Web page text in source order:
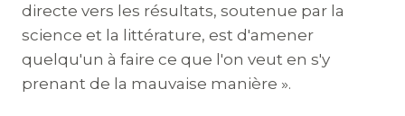
directe vers les résultats, soutenue par la
science et la littérature, est d'amener
quelqu'un à faire ce que l'on veut en s'y
prenant de la mauvaise manière ».